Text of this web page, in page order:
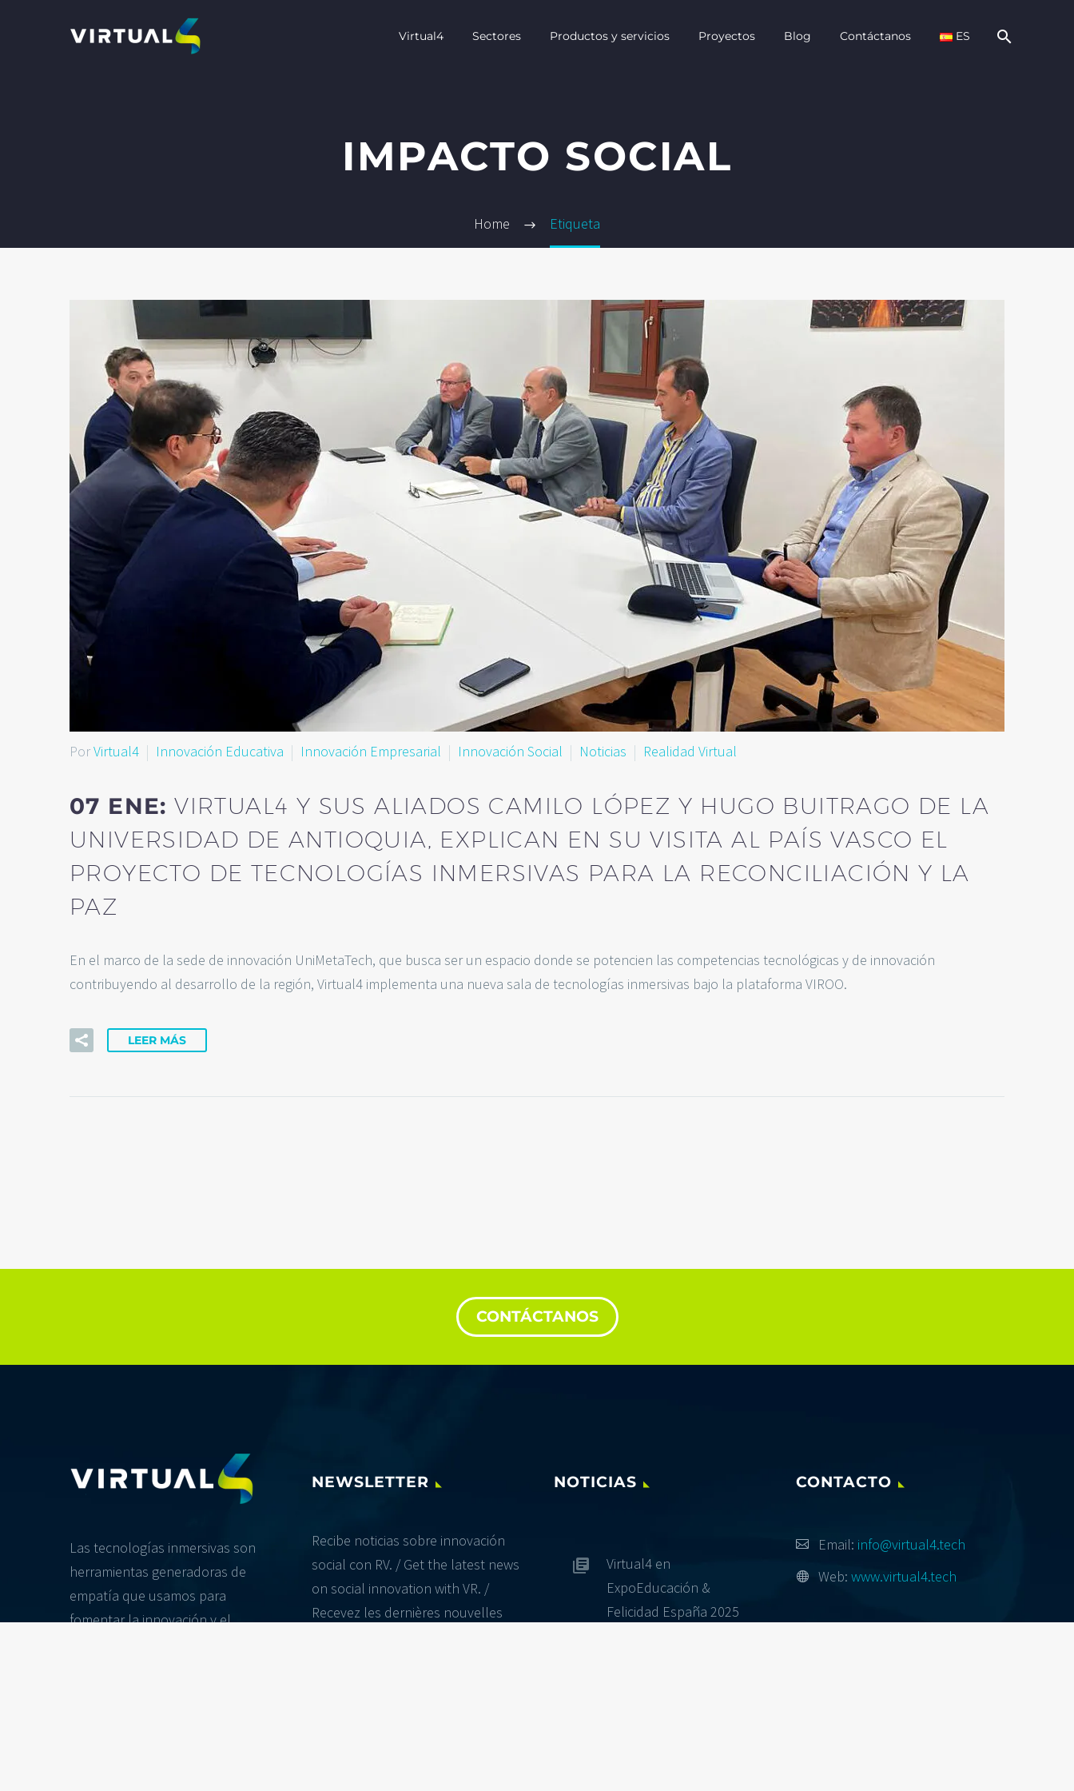
Virtual4 Sectores Productos y servicios Proyectos Blog Contáctanos ES
IMPACTO SOCIAL
Home Etiqueta
PorVirtual4 Innovación Educativa Innovación Empresarial Innovación Social Noticias Realidad Virtual
07 ENE:VIRTUAL4 Y SUS ALIADOS CAMILO LÓPEZ Y HUGO BUITRAGO DE LA
UNIVERSIDAD DE ANTIOQUIA, EXPLICAN EN SU VISITA AL PAÍS VASCO EL
PROYECTO DE TECNOLOGÍAS INMERSIVAS PARA LA RECONCILIACIÓN Y LA
PAZ
En el marco de la sede de innovación UniMetaTech, que busca ser un espacio donde se potencien las competencias tecnológicas y de innovación
contribuyendo al desarrollo de la región, Virtual4 implementa una nueva sala de tecnologías inmersivas bajo la plataforma VIROO.
LEER MÁS
CONTÁCTANOS
Las tecnologías inmersivas son
herramientas generadoras de
empatía que usamos para
fomentar la innovación y el
NEWSLETTER
Recibe noticias sobre innovación
social con RV. / Get the latest news
on social innovation with VR. /
Recevez les dernières nouvelles
NOTICIAS
Virtual4 en
ExpoEducación &
Felicidad España 2025
CONTACTO
Email: info@virtual4.tech
Web: www.virtual4.tech